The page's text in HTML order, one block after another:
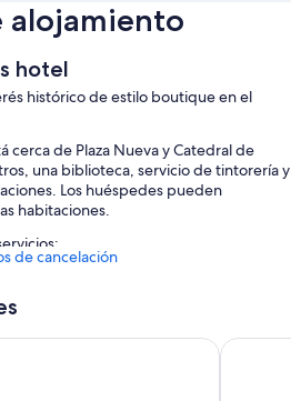
alojamiento
hotel
histórico de estilo boutique en el
cerca de Plaza Nueva y Catedral de
una biblioteca, servicio de tintorería y
Los huéspedes pueden
habitaciones.
de registro de salida exprés
de recepción las 24 horas y
de cancelación
Monjas